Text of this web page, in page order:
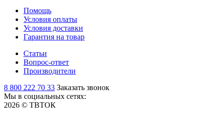
Помощь
Условия оплаты
Условия доставки
Гарантия на товар
Статьи
Вопрос-ответ
Производители
8 800 222 70 33 Заказать звонок
Мы в социальных сетях:
2026 © ТВТОК